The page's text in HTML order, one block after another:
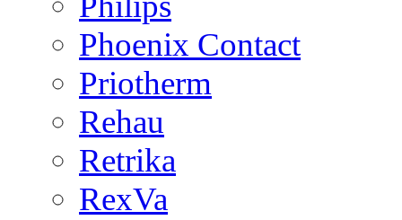
Phoenix Contact
Priotherm
Rehau
Retrika
RexVa